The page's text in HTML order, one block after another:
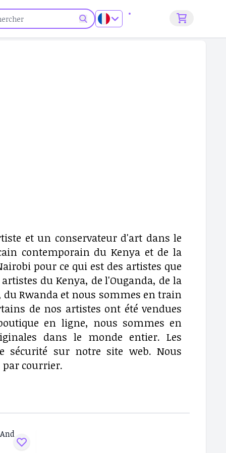
et un conservateur d'art dans le
contemporain du Kenya et de la
pour ce qui est des artistes que
du Kenya, de l'Ouganda, de la
du Rwanda et nous sommes en train
de nos artistes ont été vendues
en ligne, nous sommes en
dans le monde entier. Les
sécurité sur notre site web. Nous
par courrier.